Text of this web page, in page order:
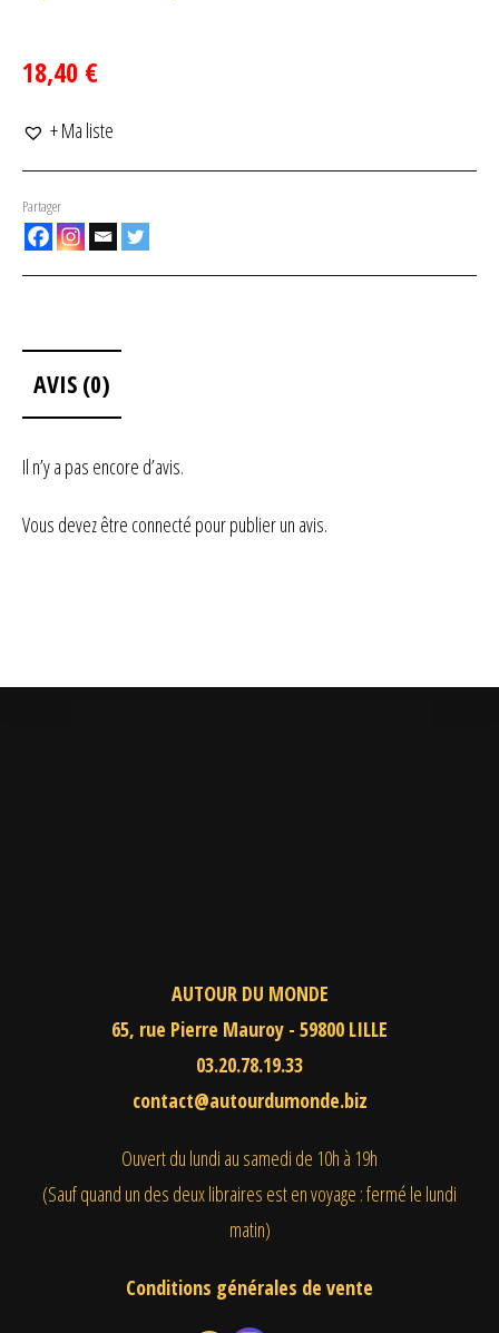
18,40 €
+ Ma liste
Partager
AVIS (0)
Il n’y a pas encore d’avis.
Vous devez être connecté pour publier un avis.
AUTOUR DU MONDE
65, rue Pierre Mauroy - 59800 LILLE
03.20.78.19.33
contact@autourdumonde.biz
Ouvert du lundi au samedi de 10h à 19h
(Sauf quand un des deux libraires est en voyage : fermé le lundi
matin)
Conditions générales de vente